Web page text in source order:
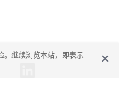
。继续浏览本站，即表示